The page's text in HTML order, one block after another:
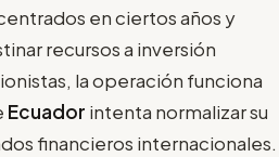
en ciertos años y
recursos a inversión
la operación funciona
Ecuador intenta normalizar su
financieros internacionales.